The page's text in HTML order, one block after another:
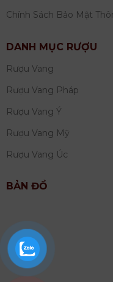
Chính Sách Bảo Mật
DANH MỤC RƯỢU
Rượu Vang
Rượu Vang Pháp
Rượu Vang Ý
Rượu Vang Mỹ
Rượu Vang Úc
BẢN ĐỒ